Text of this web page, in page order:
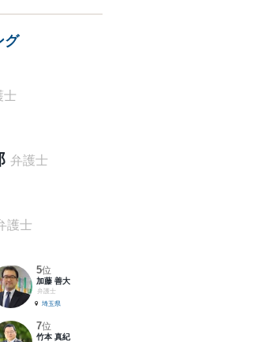
グ
士
弁護士
護士
5位
加藤 善大
弁護士
埼玉県
7位
竹本 真紀